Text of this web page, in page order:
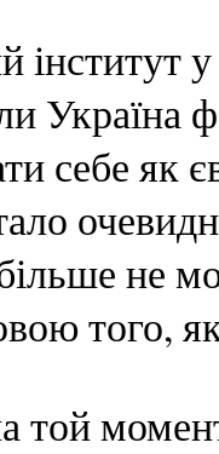
Україна
себе як
не
того,
той